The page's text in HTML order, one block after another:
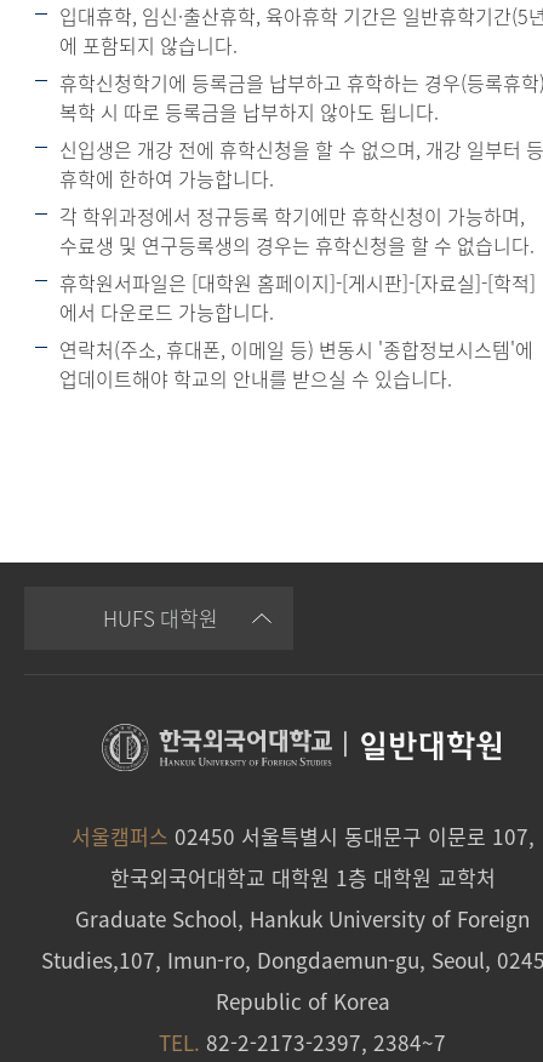
입대휴학, 임신·출산휴학, 육아휴학 기간은 일반휴학기간(5
에 포함되지 않습니다.
휴학신청학기에 등록금을 납부하고 휴학하는 경우(등록휴
복학 시 따로 등록금을 납부하지 않아도 됩니다.
신입생은 개강 전에 휴학신청을 할 수 없으며, 개강 일부터
휴학에 한하여 가능합니다.
각 학위과정에서 정규등록 학기에만 휴학신청이 가능하며,
수료생 및 연구등록생의 경우는 휴학신청을 할 수 없습니다.
휴학원서파일은 [대학원 홈페이지]-[게시판]-[자료실]-[학적]
에서 다운로드 가능합니다.
연락처(주소, 휴대폰, 이메일 등) 변동시 '종합정보시스템'에
업데이트해야 학교의 안내를 받으실 수 있습니다.
HUFS 대학원
일반대학원
서울캠퍼스 02450 서울특별시 동대문구 이문로 107,
한국외국어대학교 대학원 1층 대학원 교학처
Graduate School, Hankuk University of Foreign
Studies,107, Imun-ro, Dongdaemun-gu, Seoul,
Republic of Korea
TEL. 82-2-2173-2397, 2384~7